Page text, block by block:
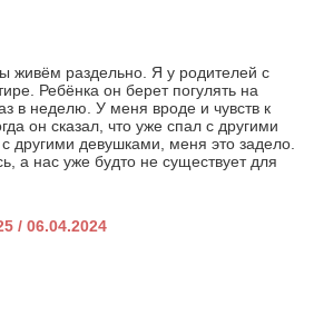
живём раздельно. Я у родителей с
Ребёнка он берет погулять на
в неделю. У меня вроде и чувств к
он сказал, что уже спал с другими
другими девушками, меня это задело.
а нас уже будто не существует для
/ 06.04.2024